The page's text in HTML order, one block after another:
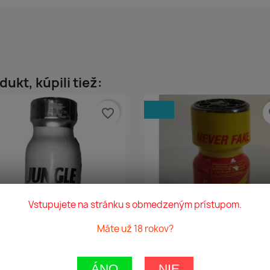
kúpili tiež:
Rýchly náhľad
Juice Premium Steel...
favorite_border
Rýchly náhľad
Rush Super Red 10ml
Vstupujete na stránku s obmedzeným prístupom.
Máte už 18 rokov?